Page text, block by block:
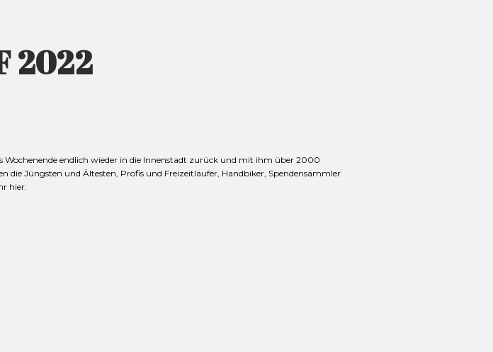
2022
endlich wieder in die Innenstadt zurück und mit ihm über 2000
die Jüngsten und Ältesten, Profis und Freizeitläufer, Handbiker, Spendensammler
hier: